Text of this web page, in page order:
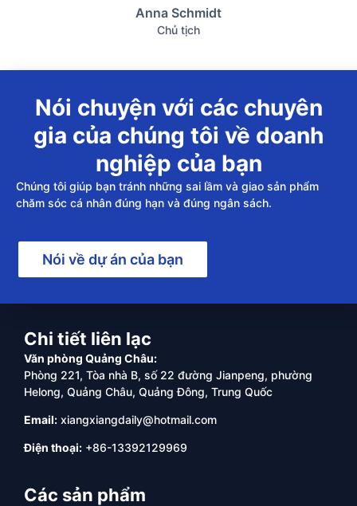
Anna Schmidt
Chủ tịch
Nói chuyện với các chuyên
gia của chúng tôi về doanh
nghiệp của bạn
Chúng tôi giúp bạn tránh những sai lầm và giao sản phẩm
chăm sóc cá nhân đúng hạn và đúng ngân sách.
Nói về dự án của bạn
Chi tiết liên lạc
Văn phòng Quảng Châu:
Phòng 221, Tòa nhà B, số 22 đường Jianpeng, phường
Helong, Quảng Châu, Quảng Đông, Trung Quốc
Email: xiangxiangdaily@hotmail.com
Điện thoại: +86-13392129969
Các sản phẩm